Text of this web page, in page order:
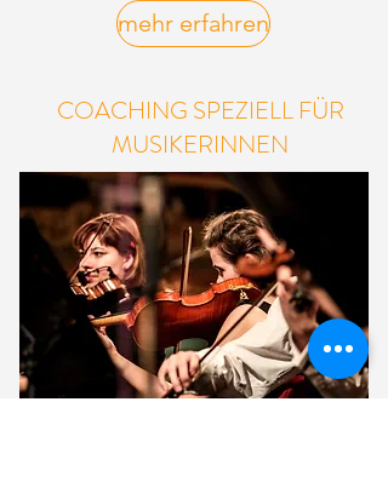
mehr erfahren
COACHING SPEZIELL FÜR
MUSIKERINNEN